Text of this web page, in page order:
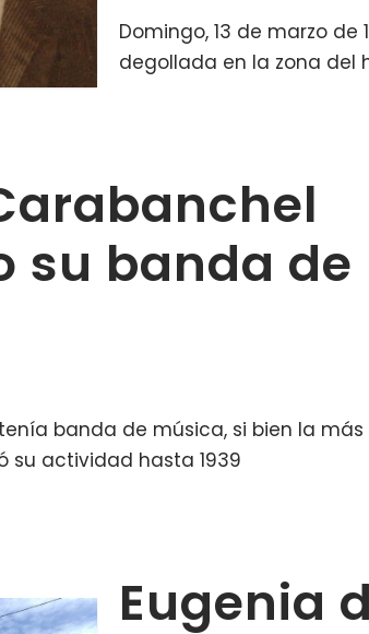
Domingo, 13 de marzo
degollada en la zona del
su banda de
banda de música, si bien la
su actividad hasta 1939
Eugenia